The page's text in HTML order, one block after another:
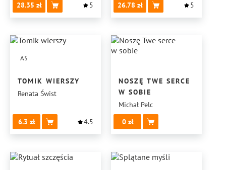
28.35
5 26.78 5
A5
TOMIK WIERSZY
Renata Świst
6.3 4.5
NOSZĘ TWE SERCE
W SOBIE
Michał Pelc
0